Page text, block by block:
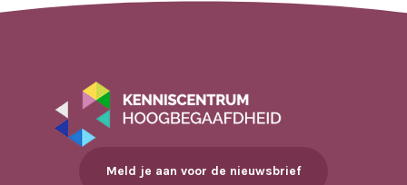
Meld je aan voor de nieuwsbrief